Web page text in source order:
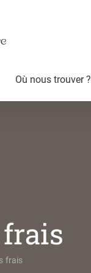
Où nous trouver ?
frais